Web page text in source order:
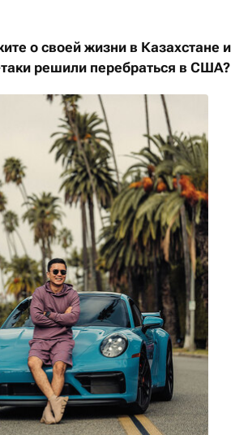
о своей жизни в Казахстане и
решили перебраться в США?